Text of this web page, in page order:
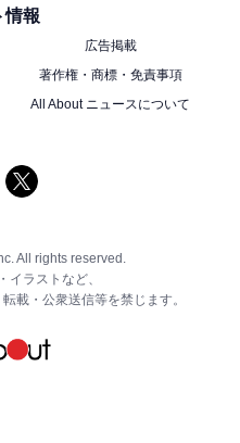
情報
広告掲載
著作権・商標・免責事項
All About ニュースについて
All rights reserved.
イラストなど、
載・公衆送信等を禁じます。